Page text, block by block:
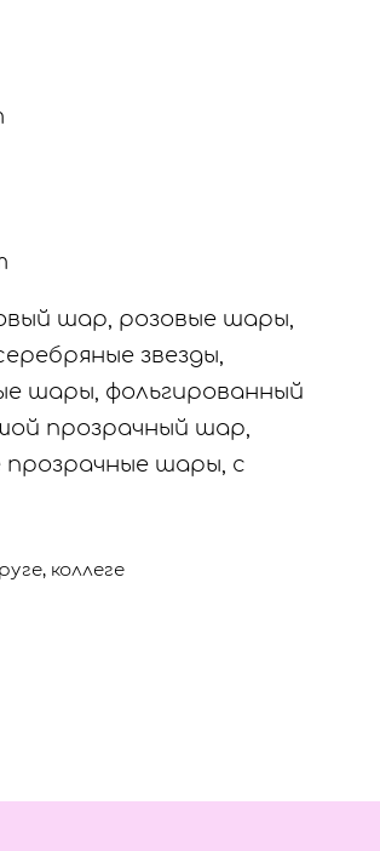
шар, розовые шары,
звезды,
шары, фольгированный
прозрачный шар,
прозрачные шары, с
коллеге